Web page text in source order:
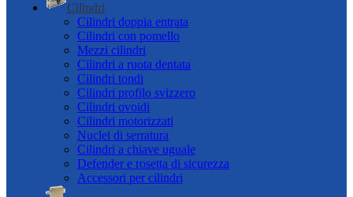
Cilindri
Cilindri doppia entrata
Cilindri con pomello
Mezzi cilindri
Cilindri a ruota dentata
Cilindri tondi
Cilindri profilo svizzero
Cilindri ovoidi
Cilindri motorizzati
Nuclei di serratura
Cilindri a chiave uguale
Defender e rosetta di sicurezza
Accessori per cilindri